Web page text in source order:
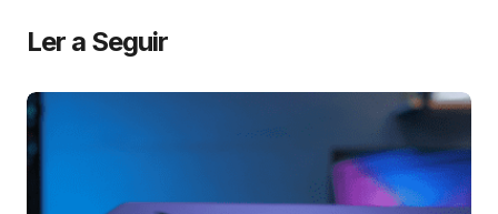
Ler a Seguir